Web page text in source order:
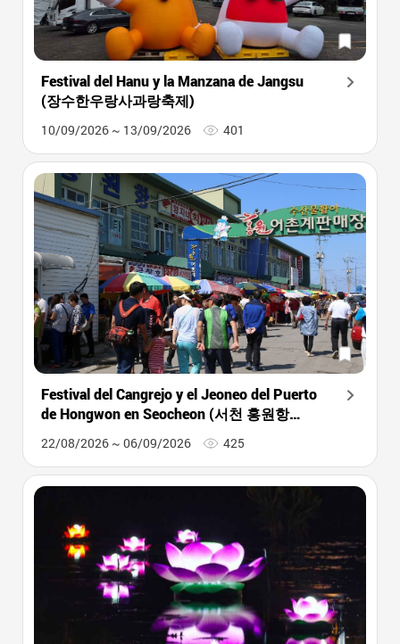
Festival del Hanu y la Manzana de Jangsu
(장수한우랑사과랑축제)
10/09/2026 ~ 13/09/2026 401
Festival del Cangrejo y el Jeoneo del Puerto
de Hongwon en Seocheon (서천 홍원항
22/08/2026 ~ 06/09/2026 425